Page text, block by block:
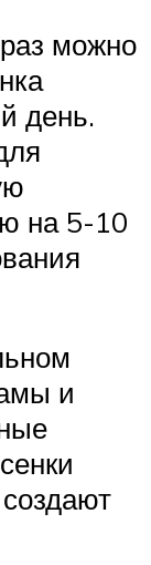
можно
день.
на 5-10
и